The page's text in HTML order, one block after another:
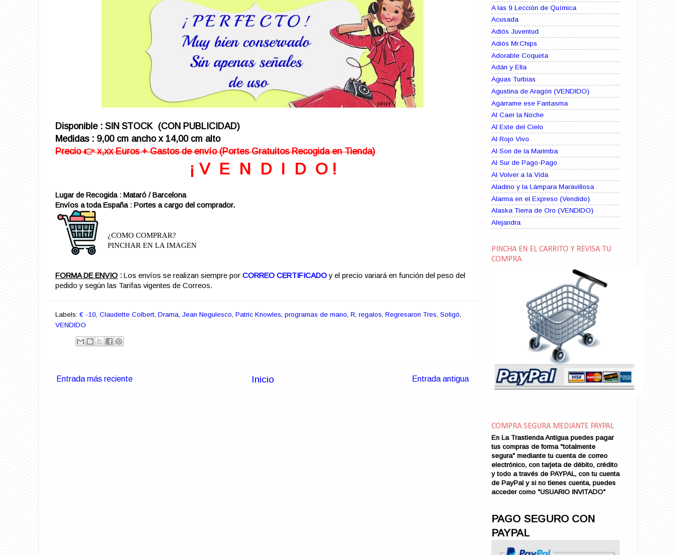
Disponible : SIN STOCK (CON PUBLICIDAD)
Medidas : 9,00 cm ancho x 14,00 cm alto
Precio 👉 x,xx Euros + Gastos de envío (Portes Gratuitos Recogida en Tienda)
¡ V E N D I D O !
Lugar de Recogida : Mataró / Barcelona
Envíos a toda España : Portes a cargo del comprador.
¿COMO COMPRAR?
PINCHAR EN LA IMAGEN
FORMA DE ENVIO : Los envíos se realizan siempre por CORREO CERTIFICADOy el precio variará en función del peso del
pedido y según las Tarifas vigentes de Correos.
Labels: € -10 Claudette Colbert Drama Jean Negulesco Patric Knowles programas de mano R regalos Regresaron Tres Soligó
VENDIDO
Entrada más reciente Entrada antigua
Inicio
A las 9 Lección de Química
Acusada
Adiós Juventud
Adiós Mr.Chips
Adorable Coqueta
Adán y Ella
Aguas Turbias
Agustina de Aragón (VENDIDO)
Agárrame ese Fantasma
Al Caer la Noche
Al Este del Cielo
Al Rojo Vivo
Al Son de la Marimba
Al Sur de Pago-Pago
Al Volver a la Vida
Aladino y la Lámpara Maravillosa
Alarma en el Expreso (Vendido)
Alaska Tierra de Oro (VENDIDO)
Alejandra
Alma Zíngara
Alma en Suplicio (VENDIDO)
Amame esta Noche (VENDIDO)
Amanda La Paciente Peligrosa
Amarga Victoria
Amor a Medianoche
Amor en Conserva (VENDIDO)
Amor que Mata
Amor sin Refugio
Ana Karenina
Ana de Brooklyn
Ana y El Rey de Siam
Anatomía de un Asesinato
Andrés Harvey Millonario (VENDIDO)
Andrés Harvey Tenorio
Ansia de Amor (VENDIDO)
Aníbal
PINCHA EN EL CARRITO Y REVISA TU
COMPRA
COMPRA SEGURA MEDIANTE PAYPAL
En La Trastienda Antigua puedes pagar
tus compras de forma "totalmente
segura" mediante tu cuenta de correo
electrónico, con tarjeta de débito, crédito
y todo a través de PAYPAL, con tu cuenta
de PayPal y si no tienes cuenta, puedes
acceder como "USUARIO INVITADO"
PAGO SEGURO CON
PAYPAL